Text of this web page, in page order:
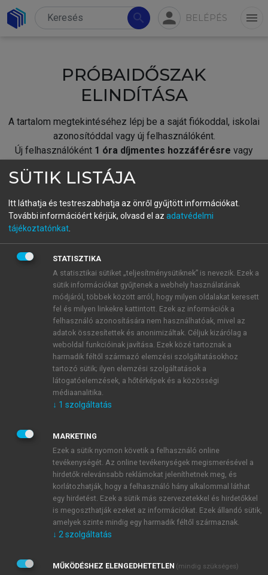
search person BELÉPÉS menu
PRÓBAIDŐSZAK
ELINDÍTÁSA
A tartalom megtekintéséhez lépj be a saját fiókoddal, iskolai
azonosítóddal vagy új felhasználóként.
Új felhasználóként 1 óra díjmentes hozzáférésre vagy
fiókoddal,vagy hozz létre új fiókot.
A regisztráció után apróbaidőszakautomatikusan
BELÉPÉS SAJÁT FIÓKKAL
ÚJ FIÓK LÉTREHOZÁSA
1 óra díjmentes hozzáférés
E-MAIL-CÍM
JELSZÓ
JELSZÓ ÚJRA
Kérek értesítést a MeRSZ újdonságairól, akcióiról.
Kérek értesítést az Akadémiai Kiadó Zrt. újdonságairól,
Adatkezelési tájékoztatóbanfoglaltakat tudomásul
SÜTIK LISTÁJA
Itt láthatja és testreszabhatja az önről gyűjtött információkat.
További információért kérjük, olvasd el az adatvédelmi
tájékoztatónkat
STATISZTIKA
A statisztikai sütiket „teljesítménysütiknek” is nevezik. Ezek a
sütik információkat gyűjtenek a webhely használatának
módjáról, többek között arról, hogy milyen oldalakat keresett
fel és milyen linkekre kattintott. Ezek az információk a
felhasználó azonosítására nem használhatóak, mivel az
adatok összesítettek és anonimizáltak. Céljuk kizárólag a
weboldal funkcióinak javítása. Ezek közé tartoznak a
harmadik féltől származó elemzési szolgáltatásokhoz
tartozó sütik; ilyen elemzési szolgáltatások a
látogatóelemzések, a hőtérképek és a közösségi
médiaanalitika.
↓ 1 szolgáltatás
MARKETING
Ezek a sütik nyomon követik a felhasználó online
tevékenységét. Az online tevékenységek megismerésével a
hirdetők relevánsabb reklámokat jeleníthetnek meg, és
korlátozhatják, hogy a felhasználó hány alkalommal láthat
egy hirdetést. Ezek a sütik más szervezetekkel és hirdetőkkel
is megoszthatják ezeket az információkat. Ezek állandó sütik,
amelyek szinte mindig egy harmadik féltől származnak.
↓ 2 szolgáltatás
MŰKÖDÉSHEZ ELENGEDHETETLEN (mindig szükséges)